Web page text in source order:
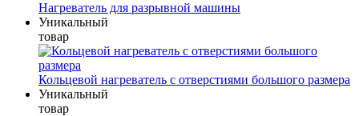
Нагреватель для разрывной машины
Уникальный
товар
Кольцевой нагреватель с отверстиями большого размера
Уникальный
товар